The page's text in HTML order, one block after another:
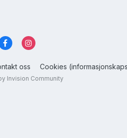
oss Cookies
Invision Community